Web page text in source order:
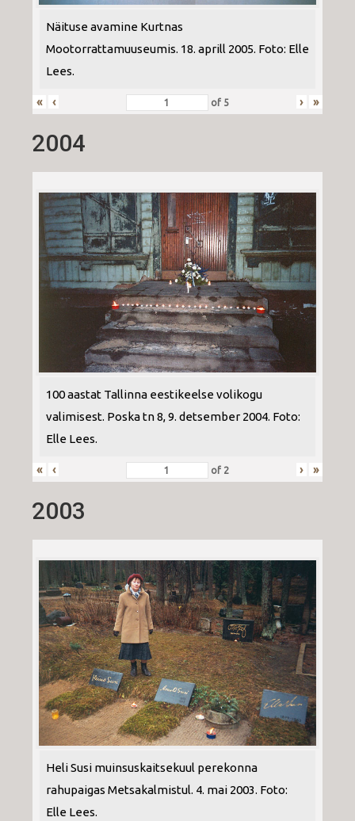
Näituse avamine Kurtnas
Mootorrattamuuseumis. 18. aprill 2005. Foto: Elle
Lees.
« ‹ of 5 › »
2004
100 aastat Tallinna eestikeelse volikogu
valimisest. Poska tn 8, 9. detsember 2004. Foto:
Elle Lees.
« ‹ of 2 › »
2003
Heli Susi muinsuskaitsekuul perekonna
rahupaigas Metsakalmistul. 4. mai 2003. Foto:
Elle Lees.